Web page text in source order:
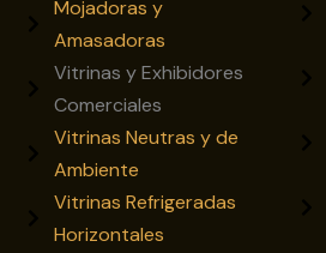
Mojadoras y
Amasadoras
Vitrinas y Exhibidores
Comerciales
Vitrinas Neutras y de
Ambiente
Vitrinas Refrigeradas
Horizontales